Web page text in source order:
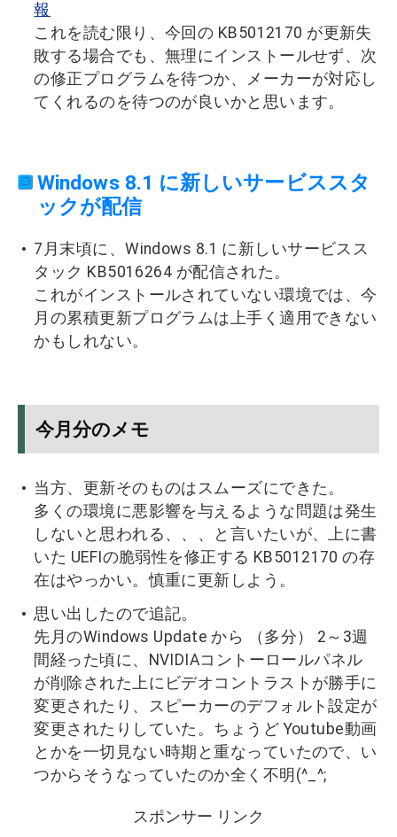
報
これを読む限り、今回の KB5012170 が更新失
敗する場合でも、無理にインストールせず、次
の修正プログラムを待つか、メーカーが対応し
てくれるのを待つのが良いかと思います。
Windows 8.1 に新しいサービススタ
ックが配信
7月末頃に、Windows 8.1 に新しいサービスス
タック KB5016264 が配信された。
これがインストールされていない環境では、今
月の累積更新プログラムは上手く適用できない
かもしれない。
今月分のメモ
当方、更新そのものはスムーズにできた。
多くの環境に悪影響を与えるような問題は発生
しないと思われる、、、と言いたいが、上に書
いた UEFIの脆弱性を修正する KB5012170 の存
在はやっかい。慎重に更新しよう。
思い出したので追記。
先月のWindows Update から （多分） 2～3週
間経った頃に、NVIDIAコントーロールパネル
が削除された上にビデオコントラストが勝手に
変更されたり、スピーカーのデフォルト設定が
変更されたりしていた。ちょうど Youtube動画
とかを一切見ない時期と重なっていたので、い
つからそうなっていたのか全く不明(^_^;
スポンサー リンク